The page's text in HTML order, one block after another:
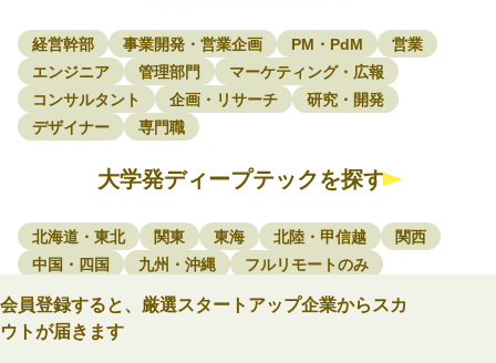
会員登録すると、厳選スタートアップ企業からスカ
ウトが届きます
経営幹部 事業開発・営業企画 PM・PdM
営業
エンジニア
管理部門
マーケティング・広報
コンサルタント
企画・リサーチ
研究・開発
デザイナー
専門職
大学発ディープテックを探す
北海道・東北 関東 東海 北陸・甲信越
関西
中国・四国
九州・沖縄 フルリモートのみ